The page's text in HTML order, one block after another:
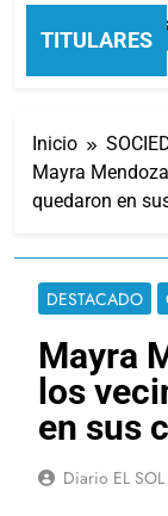
TITULARES
Incidentes frente
9 Horas Atrás
Inicio
Mayra
quedaron en
DESTACADO
Mayra
los
en sus
Diario EL SOL